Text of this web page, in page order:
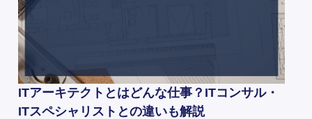
ITアーキテクトとはどんな仕事？ITコンサル・
ITスペシャリストとの違いも解説